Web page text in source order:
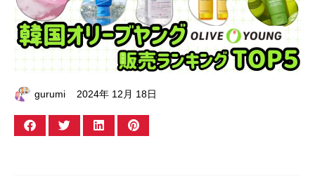
gurumi 2024年 12月 18日